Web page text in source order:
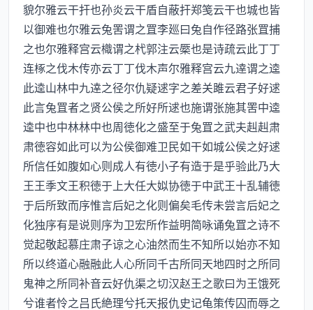
貌尔雅云干扞也孙炎云干盾自蔽扞郑笺云干也城也皆
以御难也尔雅云兔罟谓之罝李廵曰兔自作径路张罝捕
之也尔雅释宫云樴谓之杙郭注云橜也是诗疏云此丁丁
连椓之伐木传亦云丁丁伐木声尔雅释宫云九逹谓之逵
此逵山林中九逹之径尔仇疑逑字之差关雎云君子好逑
此言兔罝者之贤公侯之所好所逑也施谓张施其罟中逵
逵中也中林林中也周徳化之盛至于兔罝之武夫赳赳肃
肃徳容如此可以为公侯御难卫民如干如城公侯之好逑
所信任如腹如心则成人有徳小子有造于是乎验此乃大
王王季文王积徳于上大任大姒协徳于中武王十乱辅徳
于后所致而序惟言后妃之化则偏矣毛传未尝言后妃之
化独序有是说则序为卫宏所作益明简咏诵兔罝之诗不
觉起敬起慕庄肃子谅之心油然而生不知所以始亦不知
所以终道心融融此人心所同千古所同天地四时之所同
鬼神之所同补音云好仇渠之切汉赵王之歌曰为王饿死
兮谁者怜之吕氏絶理兮托天报仇史记龟策传囚而辱之